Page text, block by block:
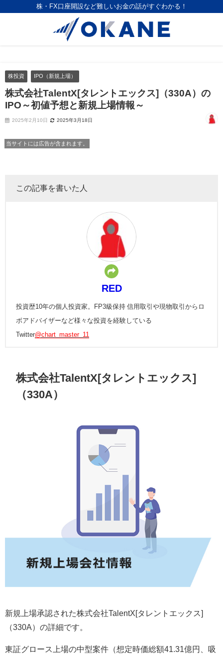
株・FX口座開設など難しいお金の話がすぐわかる！
株投資 IPO（新規上場）
株式会社TalentX[タレントエックス]（330A）の
IPO～初値予想と新規上場情報～
2025年2月10日 2025年3月18日
当サイトには広告が含まれます。
この記事を書いた人
RED
投資歴10年の個人投資家。FP3級保持 信用取引や現物取引からロ
ボアドバイザーなど様々な投資を経験している
Twitter@chart_master_11
株式会社TalentX[タレントエックス]
（330A）
新規上場承認された株式会社TalentX[タレントエックス]
（330A）の詳細です。
東証グロース上場の中型案件（想定時価総額41.31億円、吸